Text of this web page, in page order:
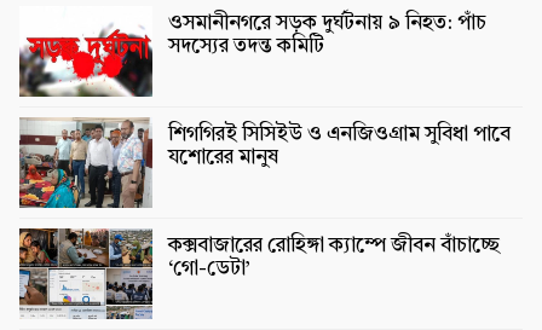
ওসমানীনগরে সড়ক দুর্ঘটনায় ৯ নিহত: পাঁচ
সদস্যের তদন্ত কমিটি
শিগগিরই সিসিইউ ও এনজিওগ্রাম সুবিধা পাবে
যশোরের মানুষ
কক্সবাজারের রোহিঙ্গা ক্যাম্পে জীবন বাঁচাচ্ছে
‘গো-ডেটা’